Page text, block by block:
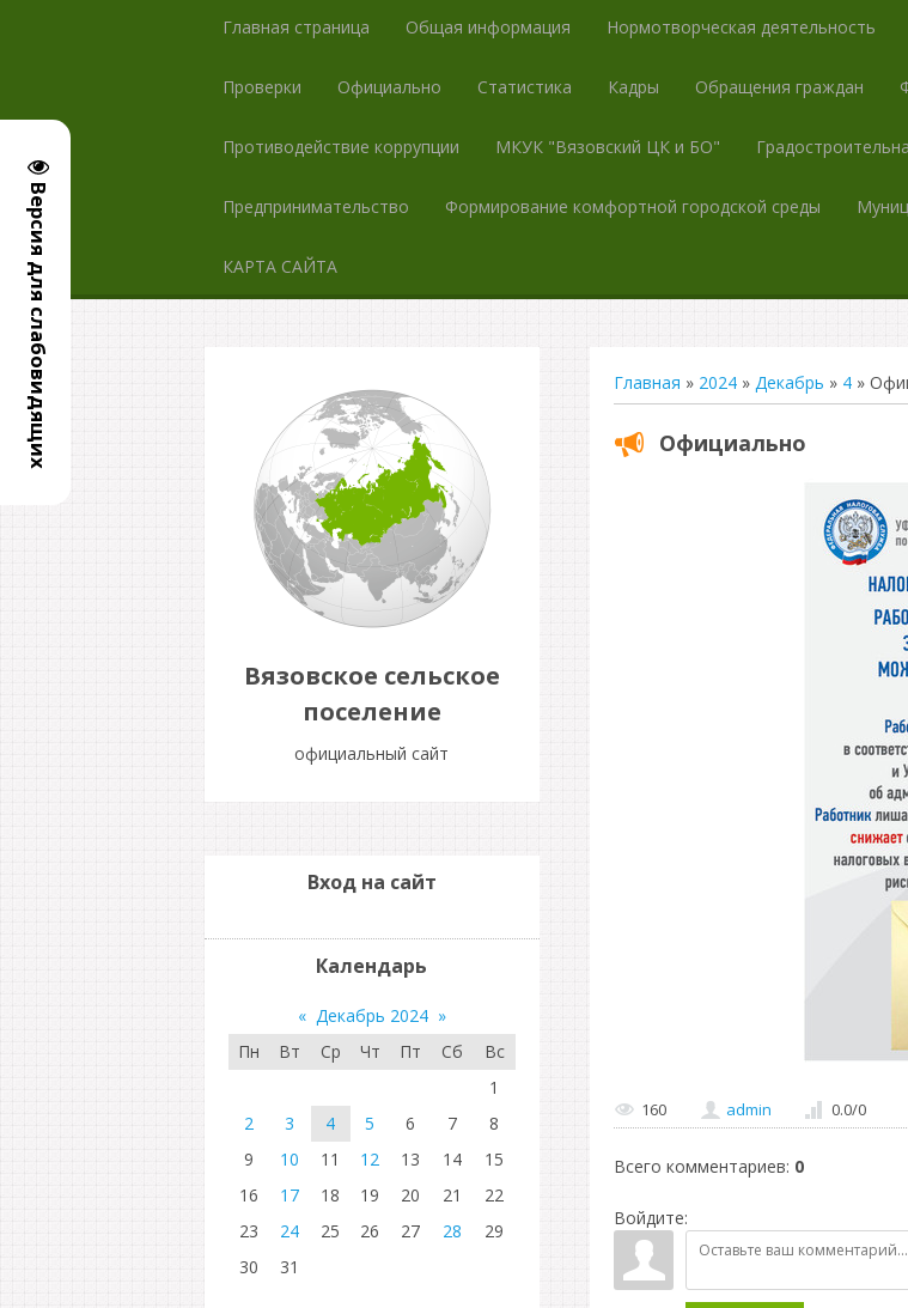
Версия для слабовидящих
Главная страница Общая информация Нормотворческая деятельность
Проверки Официально Статистика Кадры Обращения граждан
Противодействие коррупции МКУК "Вязовский ЦК и БО"
Предпринимательство Формирование комфортной городской среды
КАРТА САЙТА
Вязовское сельское
поселение
официальный сайт
Главная » 2024 » Декабрь » 4»
Официально
160 admin 0.0/0
Всего комментариев: 0
Войдите:
Вход на сайт
Календарь
« Декабрь 2024 »
Пн
Вт Ср Чт Пт Сб
Вс
1
2
3 4 5 6 7
8
9
10 11 12 13 14
15
16
17 18 19 20 21
22
23
24 25 26 27 28
29
30
31